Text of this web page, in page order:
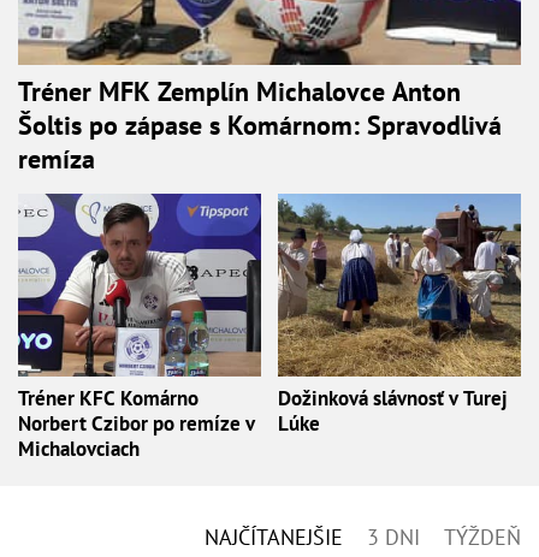
Tréner MFK Zemplín Michalovce Anton
Šoltis po zápase s Komárnom: Spravodlivá
remíza
Tréner KFC Komárno
Norbert Czibor po remíze v
Michalovciach
Dožinková slávnosť v Turej
Lúke
NAJČÍTANEJŠIE 3 DNI TÝŽDEŇ